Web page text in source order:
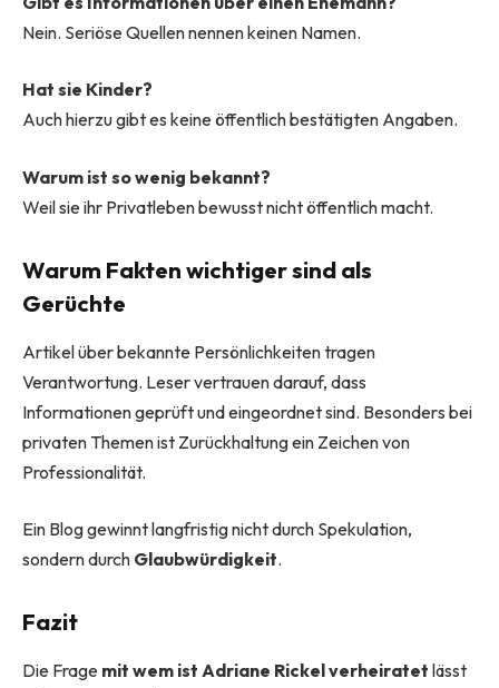
Nein. Seriöse Quellen nennen keinen Namen.
Hat sie Kinder?
Auch hierzu gibt es keine öffentlich bestätigten Angaben.
Warum ist so wenig bekannt?
Weil sie ihr Privatleben bewusst nicht öffentlich macht.
Warum Fakten wichtiger sind als
Gerüchte
Artikel über bekannte Persönlichkeiten tragen
Verantwortung. Leser vertrauen darauf, dass
Informationen geprüft und eingeordnet sind. Besonders bei
privaten Themen ist Zurückhaltung ein Zeichen von
Professionalität.
Ein Blog gewinnt langfristig nicht durch Spekulation,
sondern durch Glaubwürdigkeit.
Fazit
Die Frage mit wem ist Adriane Rickel verheiratet lässt